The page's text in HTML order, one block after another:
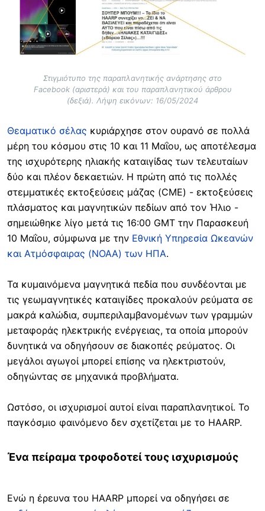
Στιγμιότυπο της παραπλανητικής ανάρτησης στο
Facebook (αριστερά) και του παραπλανητικού άρθρου
(δεξιά). Λήψη εικόνων: 16/05/2024
Θεαματικό σέλας κυριάρχησε στον ουρανό σε πολλά
μέρη του κόσμου στις 10 και 11 Μαΐου, ως αποτέλεσμα
της ισχυρότερης ηλιακής καταιγίδας των τελευταίων
δύο και πλέον δεκαετιών. Η πρώτη από τις πολλές
στεμματικές εκτοξεύσεις μάζας (CME) - εκτοξεύσεις
πλάσματος και μαγνητικών πεδίων από τον Ήλιο -
σημειώθηκε λίγο μετά τις 16:00 GMT την Παρασκευή
10 Μαΐου, σύμφωνα με την Εθνική Υπηρεσία Ωκεανών
και Ατμόσφαιρας (NOAA) των ΗΠΑ.
Τα κυμαινόμενα μαγνητικά πεδία που συνδέονται με
τις γεωμαγνητικές καταιγίδες προκαλούν ρεύματα σε
μακρά καλώδια, συμπεριλαμβανομένων των γραμμών
μεταφοράς ηλεκτρικής ενέργειας, τα οποία μπορούν
δυνητικά να οδηγήσουν σε διακοπές ρεύματος. Οι
μεγάλοι αγωγοί μπορεί επίσης να ηλεκτριστούν,
οδηγώντας σε μηχανικά προβλήματα.
Ωστόσο, οι ισχυρισμοί αυτοί είναι παραπλανητικοί. Το
παγκόσμιο φαινόμενο δεν σχετίζεται με το HAARP.
Ένα πείραμα τροφοδοτεί τους ισχυρισμούς
Ενώ η έρευνα του HAARP μπορεί να οδηγήσει σε